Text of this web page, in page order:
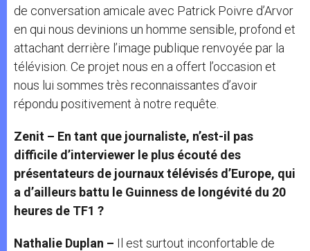
de conversation amicale avec Patrick Poivre d’Arvor
en qui nous devinions un homme sensible, profond et
attachant derrière l’image publique renvoyée par la
télévision. Ce projet nous en a offert l’occasion et
nous lui sommes très reconnaissantes d’avoir
répondu positivement à notre requête.
Zenit – En tant que journaliste, n’est-il pas
difficile d’interviewer le plus écouté des
présentateurs de journaux télévisés d’Europe, qui
a d’ailleurs battu le Guinness de longévité du 20
heures de TF1 ?
Nathalie Duplan – Il est surtout inconfortable de